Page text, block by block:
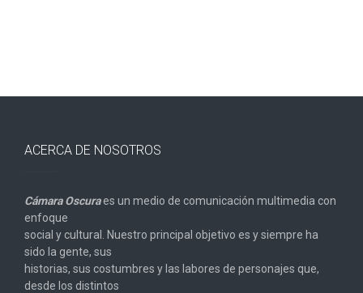
ACERCA DE NOSOTROS
Cámara Oscuraes un medio de comunicación multimedia con
enfoque
social y cultural. Nuestro principal objetivo es y siempre ha
sido la gente, sus
historias, sus costumbres y las labores de personajes que,
desde los distintos